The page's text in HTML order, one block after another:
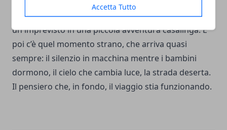
Accetta Tutto
con i biscotti presi al supermercato può trasformare
un imprevisto in una piccola avventura casalinga. E
poi c’è quel momento strano, che arriva quasi
sempre: il silenzio in macchina mentre i bambini
dormono, il cielo che cambia luce, la strada deserta.
Il pensiero che, in fondo, il viaggio stia funzionando.